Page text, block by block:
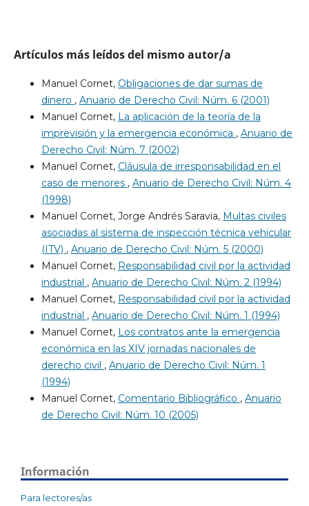
Artículos más leídos del mismo autor/a
Manuel Cornet, Obligaciones de dar sumas de
dinero , Anuario de Derecho Civil: Núm. 6 (2001)
Manuel Cornet, La aplicación de la teoría de la
imprevisión y la emergencia económica , Anuario de
Derecho Civil: Núm. 7 (2002)
Manuel Cornet, Cláusula de irresponsabilidad en el
caso de menores , Anuario de Derecho Civil: Núm. 4
(1998)
Manuel Cornet, Jorge Andrés Saravia, Multas civiles
asociadas al sistema de inspección técnica vehicular
(ITV) , Anuario de Derecho Civil: Núm. 5 (2000)
Manuel Cornet, Responsabilidad civil por la actividad
industrial , Anuario de Derecho Civil: Núm. 2 (1994)
Manuel Cornet, Responsabilidad civil por la actividad
industrial , Anuario de Derecho Civil: Núm. 1 (1994)
Manuel Cornet, Los contratos ante la emergencia
económica en las XIV jornadas nacionales de
derecho civil , Anuario de Derecho Civil: Núm. 1
(1994)
Manuel Cornet, Comentario Bibliográfico , Anuario
de Derecho Civil: Núm. 10 (2005)
Información
Para lectores/as